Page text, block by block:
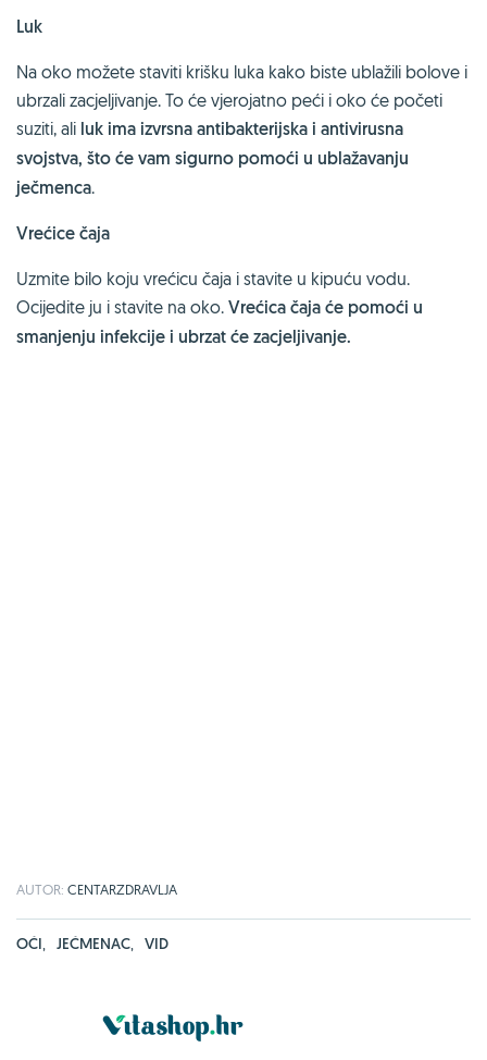
Luk
Na oko možete staviti krišku luka kako biste ublažili bolove i
ubrzali zacjeljivanje. To će vjerojatno peći i oko će početi
suziti, ali luk ima izvrsna antibakterijska i antivirusna
svojstva, što će vam sigurno pomoći u ublažavanju
ječmenca.
Vrećice čaja
Uzmite bilo koju vrećicu čaja i stavite u kipuću vodu.
Ocijedite ju i stavite na oko. Vrećica čaja će pomoći u
smanjenju infekcije i ubrzat će zacjeljivanje.
AUTOR: CENTARZDRAVLJA
OČI, JEČMENAC, VID